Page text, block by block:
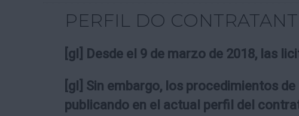
PERFIL DO
[gl] Desde el 9 de marzo de 2018, las
[gl] Sin embargo, los procedimientos
publicando en el actual perfil del